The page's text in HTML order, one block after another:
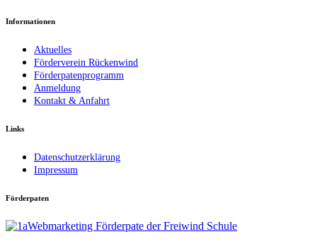
Informationen
Aktuelles
Förderverein Rückenwind
Förderpatenprogramm
Anmeldung
Kontakt & Anfahrt
Links
Datenschutzerklärung
Impressum
Förderpaten